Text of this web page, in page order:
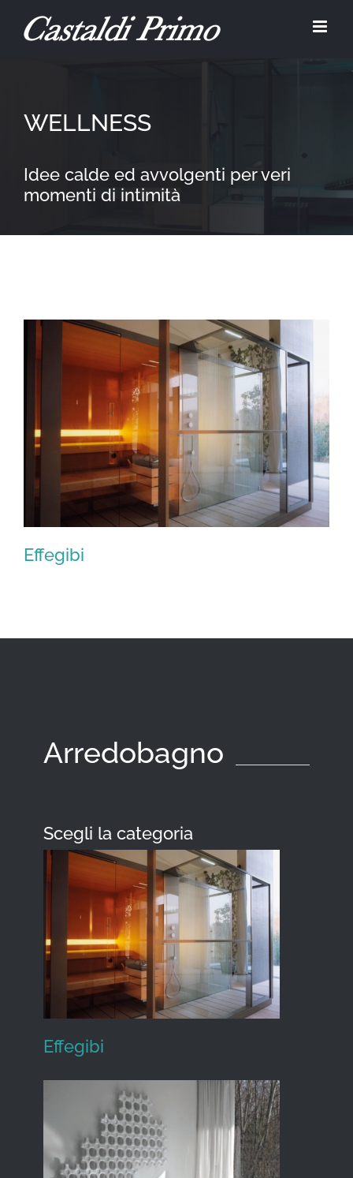
WELLNESS
Idee calde ed avvolgenti per veri
momenti di intimità
Effegibi
Arredobagno
Scegli la categoria
Effegibi
Effegibi